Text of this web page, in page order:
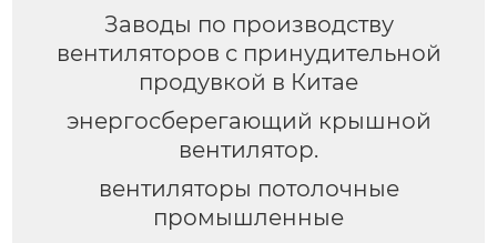
Заводы по производству
вентиляторов с принудительной
продувкой в Китае
энергосберегающий крышной
вентилятор.
вентиляторы потолочные
промышленные